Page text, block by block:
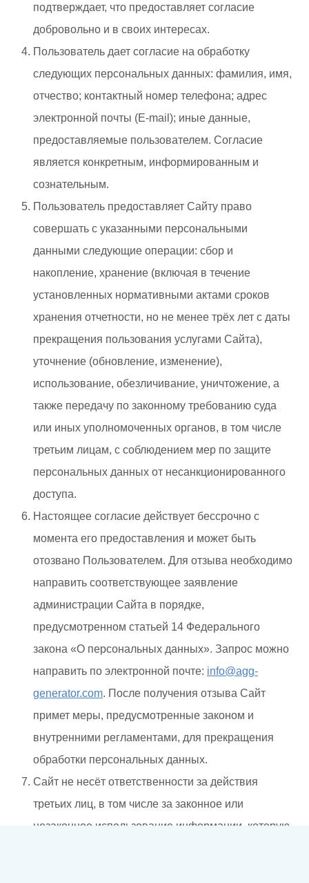
подтверждает, что предоставляет согласие
добровольно и в своих интересах.
Пользователь дает согласие на обработку
следующих персональных данных: фамилия, имя,
отчество; контактный номер телефона; адрес
электронной почты (E-mail); иные данные,
предоставляемые пользователем. Согласие
является конкретным, информированным и
сознательным.
Пользователь предоставляет Сайту право
совершать с указанными персональными
данными следующие операции: сбор и
накопление, хранение (включая в течение
установленных нормативными актами сроков
хранения отчетности, но не менее трёх лет с даты
прекращения пользования услугами Сайта),
уточнение (обновление, изменение),
использование, обезличивание, уничтожение, а
также передачу по законному требованию суда
или иных уполномоченных органов, в том числе
третьим лицам, с соблюдением мер по защите
персональных данных от несанкционированного
доступа.
Настоящее согласие действует бессрочно с
момента его предоставления и может быть
отозвано Пользователем. Для отзыва необходимо
направить соответствующее заявление
администрации Сайта в порядке,
предусмотренном статьей 14 Федерального
закона «О персональных данных». Запрос можно
направить по электронной почте: info@agg-
generator.com. После получения отзыва Сайт
примет меры, предусмотренные законом и
внутренними регламентами, для прекращения
обработки персональных данных.
Сайт не несёт ответственности за действия
третьих лиц, в том числе за законное или
незаконное использование информации, которую